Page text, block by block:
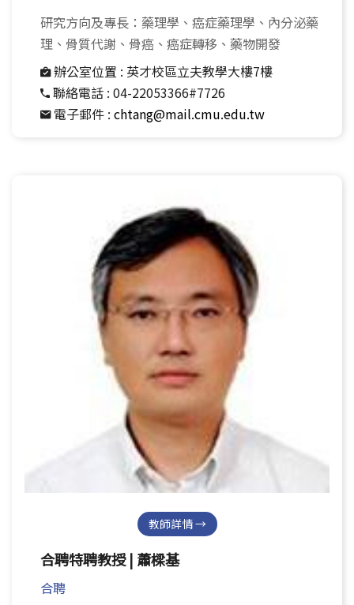
研究方向及專長：藥理學、癌症藥理學、內分泌藥
理、骨質代謝、骨癌、癌症轉移、藥物開發
辦公室位置 : 英才校區立夫教學大樓7樓
聯絡電話 : 04-22053366#7726
電子郵件 : chtang@mail.cmu.edu.tw
教師詳情 →
合聘特聘教授 | 蕭樑基
合聘